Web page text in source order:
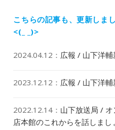
こちらの記事も、更新しま
<(_ _)>
2024.04.12 ： 広報 / 山下洋
2023.12.12 ： 広報 / 山下洋
2022.12.14 ： 山下放送局 /
店本館のこれからを話しまし